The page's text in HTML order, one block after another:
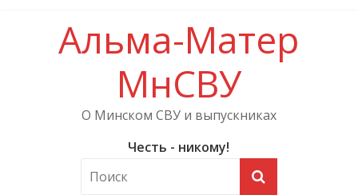
Альма-Матер
МнСВУ
О Минском СВУ и выпускниках
Честь - никому!